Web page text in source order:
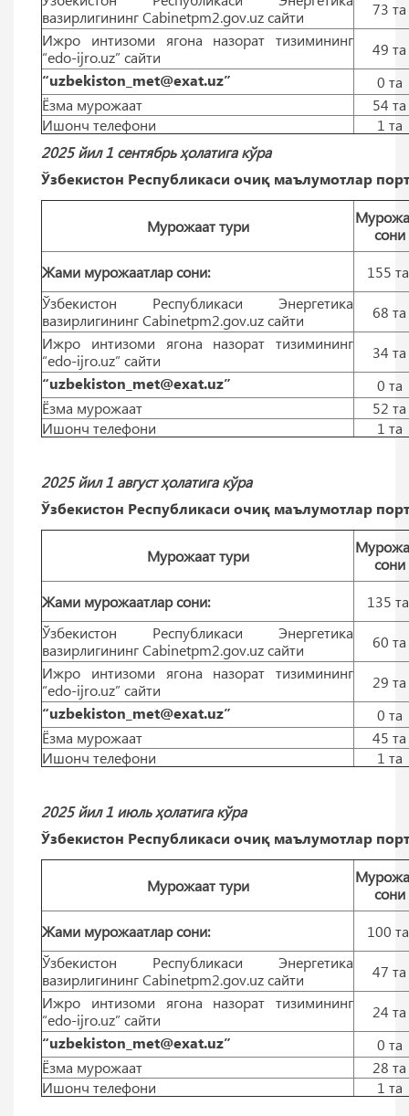
вазирлигининг Cabinetpm2.gov.uz сайти
73 тa
Ижро интизоми ягона назорат тизимининг
“edo-ijro.uz” сайти
49 тa
“uzbekiston_met@exat.uz”
0 тa
Ёзма мурожаат
54 тa
Ишонч телефони
1 тa
2025 йил 1 сентябрь ҳолатига кўра
Ўзбекистон Республикаси очиқ маълумотлар
Мурожаат тури
сони
Жами мурожаатлар сони:
155
Ўзбекистон Республикаси Энергетика
вазирлигининг Cabinetpm2.gov.uz сайти
68 тa
Ижро интизоми ягона назорат тизимининг
“edo-ijro.uz” сайти
34 тa
“uzbekiston_met@exat.uz”
0 тa
Ёзма мурожаат
52 тa
Ишонч телефони
1 тa
2025 йил 1 август ҳолатига кўра
Ўзбекистон Республикаси очиқ маълумотлар
Мурожаат тури
сони
Жами мурожаатлар сони:
135
Ўзбекистон Республикаси Энергетика
вазирлигининг Cabinetpm2.gov.uz сайти
60 тa
Ижро интизоми ягона назорат тизимининг
“edo-ijro.uz” сайти
29 тa
“uzbekiston_met@exat.uz”
0 тa
Ёзма мурожаат
45 тa
Ишонч телефони
1 тa
2025 йил 1 июль ҳолатига кўра
Ўзбекистон Республикаси очиқ маълумотлар
Мурожаат тури
сони
Жами мурожаатлар сони:
100
Ўзбекистон Республикаси Энергетика
вазирлигининг Cabinetpm2.gov.uz сайти
47 тa
Ижро интизоми ягона назорат тизимининг
“edo-ijro.uz” сайти
24 тa
“uzbekiston_met@exat.uz”
0 тa
Ёзма мурожаат
28 тa
Ишонч телефони
1 тa